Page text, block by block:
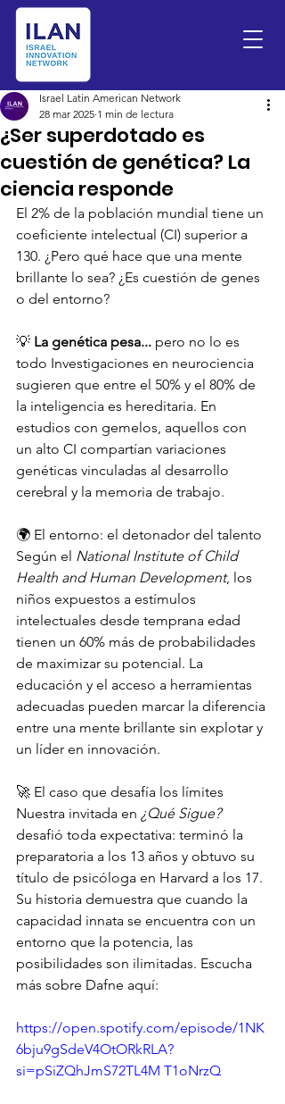
¿Ser superdotado es
cuestión de genética? La
ciencia responde
Israel Latin American Network
28 mar 2025 1 min de lectura
El 2% de la población mundial tiene un
coeficiente intelectual (CI) superior a
130. ¿Pero qué hace que una mente
brillante lo sea? ¿Es cuestión de genes
o del entorno?
💡 La genética pesa... pero no lo es
todo Investigaciones en neurociencia
sugieren que entre el 50% y el 80% de
la inteligencia es hereditaria. En
estudios con gemelos, aquellos con
un alto CI compartían variaciones
genéticas vinculadas al desarrollo
cerebral y la memoria de trabajo.
🌍 El entorno: el detonador del talento
Según el National Institute of Child
Health and Human Development, los
niños expuestos a estímulos
intelectuales desde temprana edad
tienen un 60% más de probabilidades
de maximizar su potencial. La
educación y el acceso a herramientas
adecuadas pueden marcar la diferencia
entre una mente brillante sin explotar y
un líder en innovación.
🚀 El caso que desafía los límites
Nuestra invitada en ¿Qué Sigue?
desafió toda expectativa: terminó la
preparatoria a los 13 años y obtuvo su
título de psicóloga en Harvard a los 17.
Su historia demuestra que cuando la
capacidad innata se encuentra con un
entorno que la potencia, las
posibilidades son ilimitadas. Escucha
más sobre Dafne aquí:
https://open.spotify.com/episode/1NK
6bju9gSdeV4OtORkRLA?
si=pSiZQhJmS72TL4M T1oNrzQ